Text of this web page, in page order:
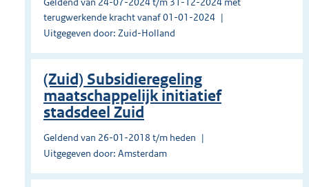
terugwerkende kracht vanaf 01-01-2024
Uitgegeven door: Zuid-Holland
(Zuid) Subsidieregeling
maatschappelijk initiatief
stadsdeel Zuid
Geldend van 26-01-2018 t/m heden
Uitgegeven door: Amsterdam